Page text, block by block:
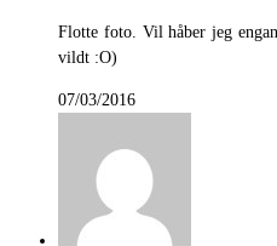
Flotte foto. Vil håber jeg
vildt :O)
07/03/2016